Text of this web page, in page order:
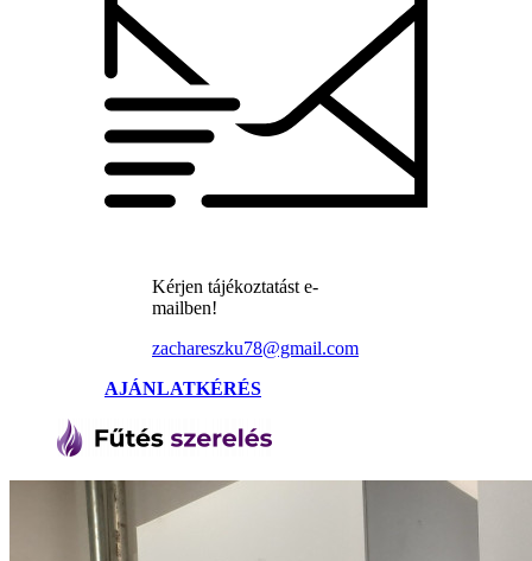
Kérjen tájékoztatást e-
mailben!
zachareszku78@gmail.com
AJÁNLATKÉRÉS